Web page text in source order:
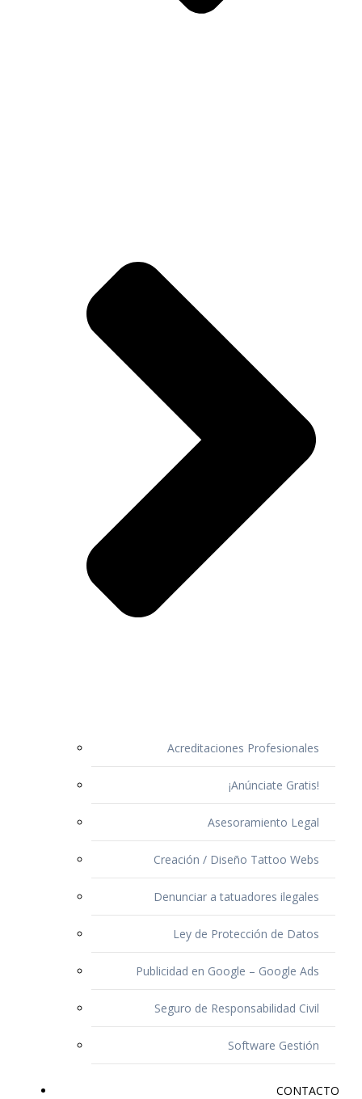
Acreditaciones Profesionales
¡Anúnciate Gratis!
Asesoramiento Legal
Creación / Diseño Tattoo Webs
Denunciar a tatuadores ilegales
Ley de Protección de Datos
Publicidad en Google – Google Ads
Seguro de Responsabilidad Civil
Software Gestión
CONTACTO